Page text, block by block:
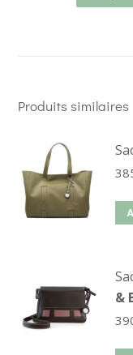
Produits similaires
&